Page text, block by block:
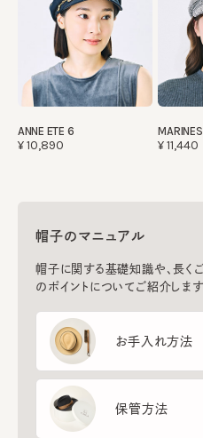
ANNE ETE 6
¥10,890 ¥11,440
帽子のマニュアル
帽子に関する基礎知識や、長く
のポイントについてご紹介します
お手入れ方法
保管方法